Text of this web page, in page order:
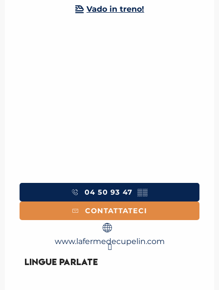
Vado in treno!
04 50 93 47 ▒▒
CONTATTATECI
www.lafermedecupelin.com
Lingue parlate
Lingue parlate